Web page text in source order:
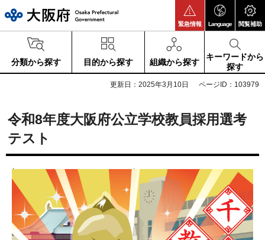
緊急情報 Language 閲覧補助
分類から探す 目的から探す 組織から探す
キーワードから
探す
更新日：2025年3月10日 ページID：103979
令和8年度大阪府公立学校教員採用選考
テスト